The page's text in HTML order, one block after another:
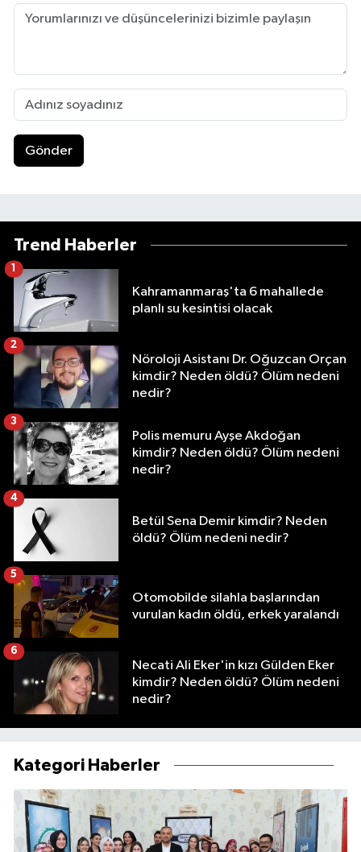
Gönder
Trend Haberler
Kahramanmaraş'ta 6 mahallede
planlı su kesintisi olacak
1
Nöroloji Asistanı Dr. Oğuzcan Orçan
kimdir? Neden öldü? Ölüm nedeni
nedir?
2
Polis memuru Ayşe Akdoğan
kimdir? Neden öldü? Ölüm nedeni
nedir?
3
Betül Sena Demir kimdir? Neden
öldü? Ölüm nedeni nedir?
4
Otomobilde silahla başlarından
vurulan kadın öldü, erkek yaralandı
5
Necati Ali Eker'in kızı Gülden Eker
kimdir? Neden öldü? Ölüm nedeni
nedir?
6
Kategori Haberler